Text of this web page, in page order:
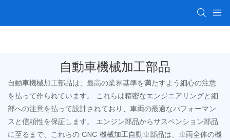
自動車機械加工部品
自動車機械加工部品は、最高の業界基準を満たすよう細心の注意
を払って作られています。 これらは精密なエンジニアリングと細
部への注意を払って設計されており、車両の最適なパフォーマン
スと信頼性を保証します。 エンジン部品からサスペンション部品
に至るまで、これらの CNC 機械加工自動車部品は、車両全体の機